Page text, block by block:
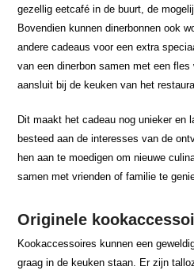
gezellig eetcafé in de buurt, de
Bovendien kunnen dinerbonnen ook
andere cadeaus voor een extra
van een dinerbon samen met een
aansluit bij de keuken van het
Dit maakt het cadeau nog unieker en
besteed aan de interesses van de
hen aan te moedigen om nieuwe
samen met vrienden of familie te
Originele
Kookaccessoires kunnen een
graag in de keuken staan. Er zijn